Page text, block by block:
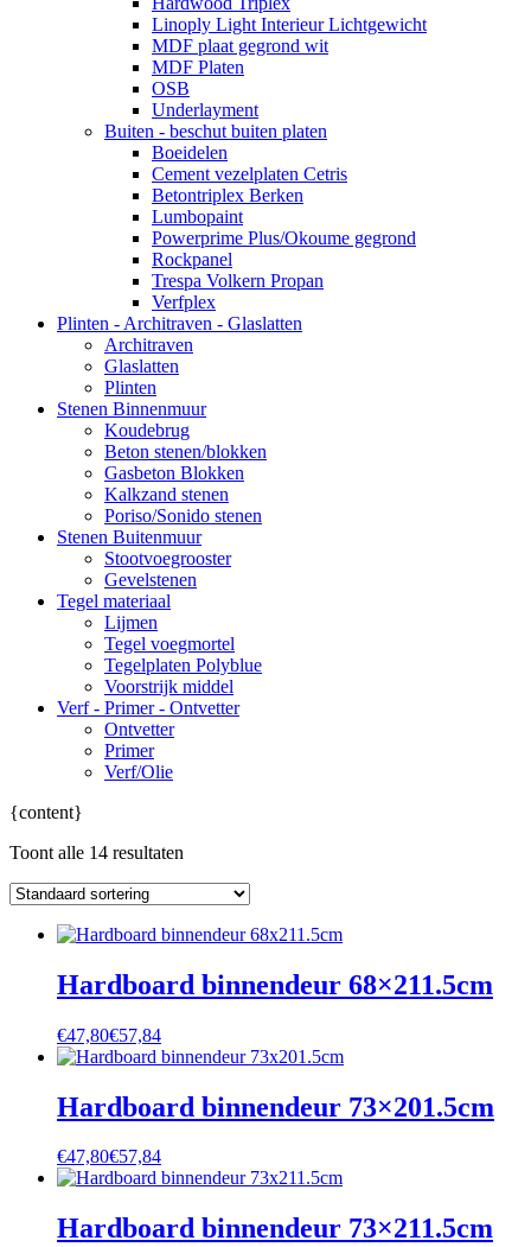
Linoply Light Interieur Lichtgewicht
MDF plaat gegrond wit
MDF Platen
OSB
Underlayment
Buiten - beschut buiten platen
Boeidelen
Cement vezelplaten Cetris
Betontriplex Berken
Lumbopaint
Powerprime Plus/Okoume gegrond
Rockpanel
Trespa Volkern Propan
Verfplex
Plinten - Architraven - Glaslatten
Architraven
Glaslatten
Plinten
Stenen Binnenmuur
Koudebrug
Beton stenen/blokken
Gasbeton Blokken
Kalkzand stenen
Poriso/Sonido stenen
Stenen Buitenmuur
Stootvoegrooster
Gevelstenen
Tegel materiaal
Lijmen
Tegel voegmortel
Tegelplaten Polyblue
Voorstrijk middel
Verf - Primer - Ontvetter
Ontvetter
Primer
Verf/Olie
{content}
Toont alle 14 resultaten
Hardboard binnendeur 68×211.5cm
€47,80€57,84
Hardboard binnendeur 73×201.5cm
€47,80€57,84
Hardboard binnendeur 73×211.5cm